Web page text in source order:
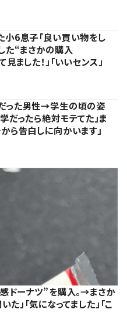
小6息子「良い買い物をし
た“まさかの購入
ました！」「いいセンス」
った男性→学生の頃の姿
ったら絶対モテてた」ま
ら告白しに向かいます」
ドーナツ”を購入。→まさか
」「気になってました」「こ